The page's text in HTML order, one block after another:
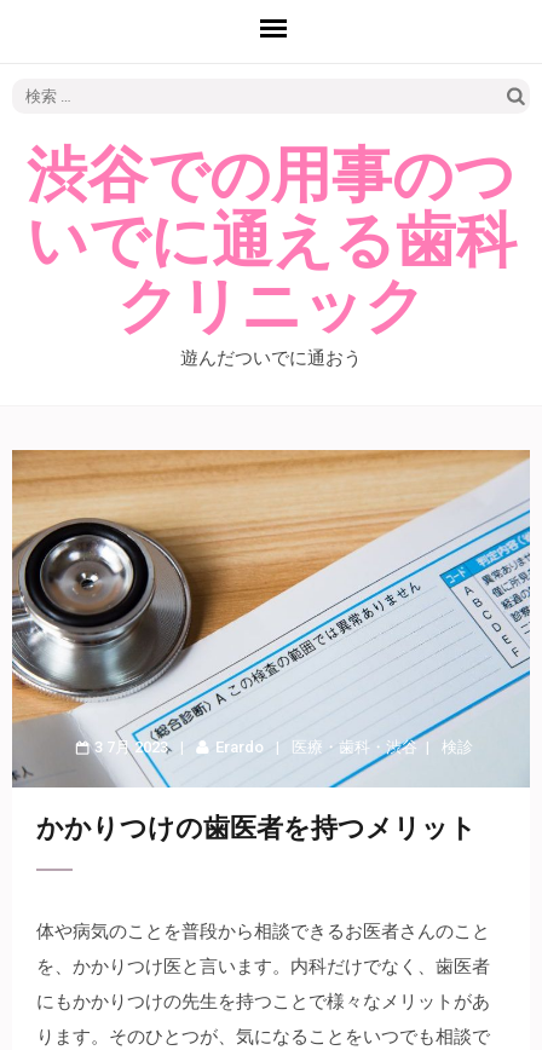
渋谷での用事のつ
いでに通える歯科
クリニック
遊んだついでに通おう
3 7月 2023 Erardo 医療 ・ 歯科 ・ 渋谷 検診
かかりつけの歯医者を持つメリット
体や病気のことを普段から相談できるお医者さんのこと
を、かかりつけ医と言います。 内科だけでなく、歯医者
にもかかりつけの先生を持つことで様々なメリットがあ
ります。そのひとつが、気になることをいつでも相談で